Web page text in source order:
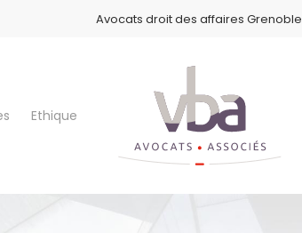
Avocats droit des affaires Grenoble
Ethique